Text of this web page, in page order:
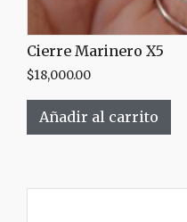
Cierre Marinero X5
$18,000.00
Añadir al carrito